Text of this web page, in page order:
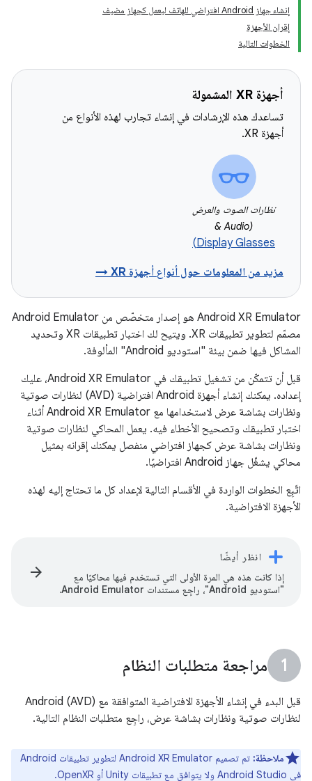
إنشاء جهاز Android افتراضي للهاتف ليعمل كجهاز مضيف
إقران الأجهزة
الخطوات التالية
أجهزة XR المشمولة
تساعدك هذه الإرشادات في إنشاء تجارب لهذه الأنواع من
أجهزة XR.
نظارات الصوت والعرض
(Audio &
Display Glasses)
مزيد من المعلومات حول أنواع أجهزة XR →
‫Android XR Emulator هو إصدار متخصّص من Android Emulator
مصمّم لتطوير تطبيقات XR. ويتيح لك اختبار تطبيقات XR وتحديد
المشاكل فيها ضمن بيئة "استوديو Android" المألوفة.
قبل أن تتمكّن من تشغيل تطبيقك في Android XR Emulator، عليك
إعداده. يمكنك إنشاء أجهزة Android افتراضية (AVD) لنظارات صوتية
ونظارات بشاشة عرض لاستخدامها مع Android XR Emulator أثناء
اختبار تطبيقك وتصحيح الأخطاء فيه. يعمل المحاكي لنظارات صوتية
ونظارات بشاشة عرض كجهاز افتراضي منفصل يمكنك إقرانه بمثيل
محاكي يشغّل جهاز Android افتراضيًا.
اتّبِع الخطوات الواردة في الأقسام التالية لإعداد كل ما تحتاج إليه لهذه
الأجهزة الافتراضية.
انظر أيضًا
إذا كانت هذه هي المرة الأولى التي تستخدم فيها محاكيًا مع
"استوديو Android"، راجِع مستندات Android Emulator.
arrow_forward
مراجعة متطلبات النظام
قبل البدء في إنشاء الأجهزة الافتراضية المتوافقة مع Android (AVD)
لنظارات صوتية ونظارات بشاشة عرض، راجِع متطلبات النظام التالية.
ملاحظة:
تم تصميم Android XR Emulator لتطوير تطبيقات Android
في Android Studio ولا يتوافق مع تطبيقات Unity أو OpenXR.